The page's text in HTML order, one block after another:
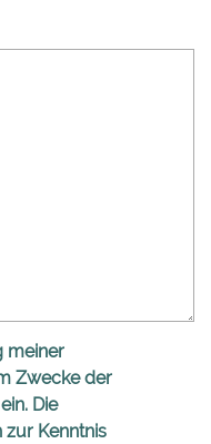
meiner
Zwecke der
Die
zur Kenntnis